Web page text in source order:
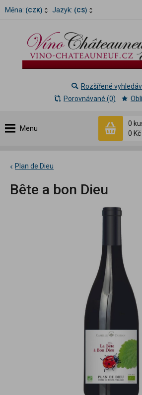
Měna: (CZK) Jazyk: (CS)
Menu
0
0 Kč
Rozšířené
Porovnávané (0)
Plan de Dieu
Bête a bon Dieu